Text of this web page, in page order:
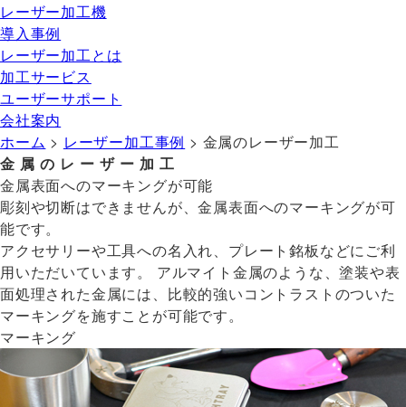
レーザー加工機
導入事例
レーザー加工とは
加工サービス
ユーザーサポート
会社案内
ホーム > レーザー加工事例 > 金属のレーザー加工
金属のレーザー加工
金属表面へのマーキングが可能
彫刻や切断はできませんが、金属表面へのマーキングが可
能です。
アクセサリーや工具への名入れ、プレート銘板などにご利
用いただいています。 アルマイト金属のような、塗装や表
面処理された金属には、比較的強いコントラストのついた
マーキングを施すことが可能です。
マーキング